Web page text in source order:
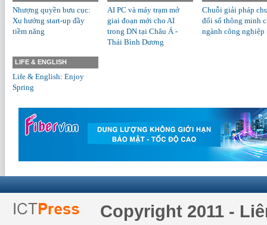
Nhượng quyền bưu cục:
Xu hướng start-up đầy
tiềm năng
AI PC và máy trạm mở
giai đoạn mới cho AI
trong DN tại Châu Á -
Thái Bình Dương
Chuỗi giải pháp
đổi số thông minh
ngành công nghiệp
LIFE & ENGLISH
Life & English: Enjoy
Spring
Copyright 2011 -